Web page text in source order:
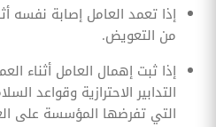
إذا تعمد العامل إصابة نفسه
من التعويض.
إذا ثبت إهمال العامل أثناء
التدابير الاحترازية وقواعد
التي تفرضها المؤسسة على